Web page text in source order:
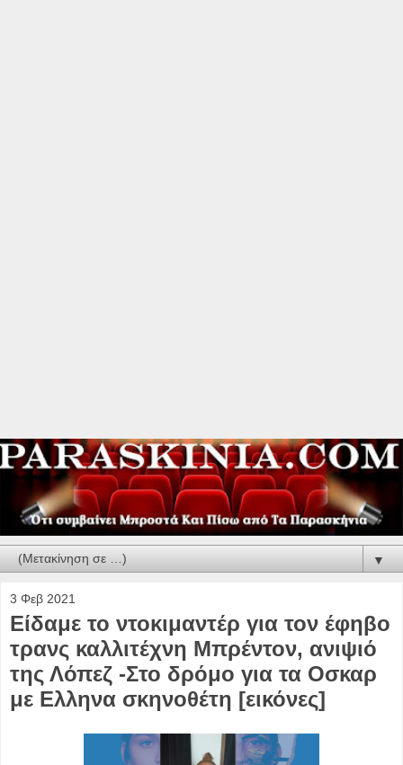
▼
3 Φεβ 2021
Είδαμε το ντοκιμαντέρ για τον έφηβο
τρανς καλλιτέχνη Mπρέντον, ανιψιό
της Λόπεζ -Στο δρόμο για τα Οσκαρ
με Ελληνα σκηνοθέτη [εικόνες]